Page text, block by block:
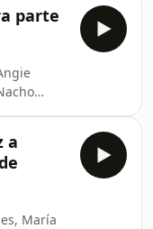
parte
de
a
María